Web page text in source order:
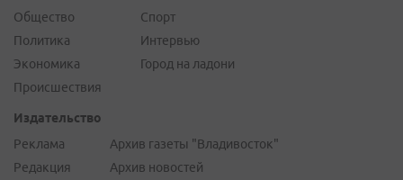
Общество
Политика
Экономика
Происшествия
Спорт
Интервью
Город на ладони
Издательство
Реклама
Редакция
Архив газеты "Владивосток"
Архив новостей